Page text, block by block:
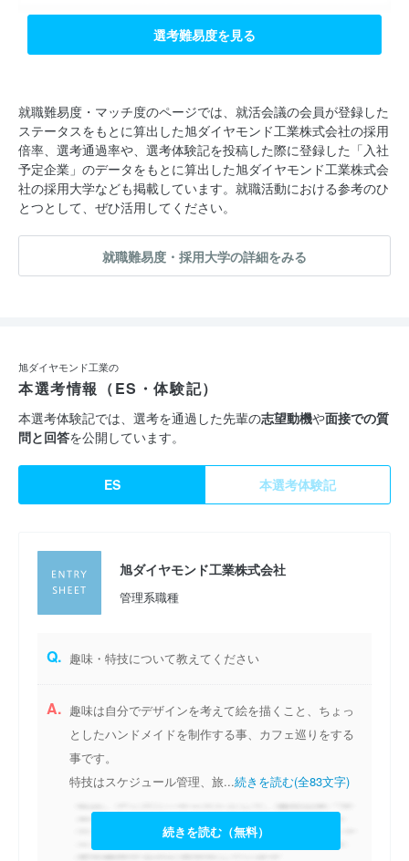
選考難易度を見る
就職難易度・マッチ度のページでは、就活会議の会員が登録した
ステータスをもとに算出した旭ダイヤモンド工業株式会社の採用
倍率、選考通過率や、選考体験記を投稿した際に登録した「入社
予定企業」のデータをもとに算出した旭ダイヤモンド工業株式会
社の採用大学なども掲載しています。就職活動における参考のひ
とつとして、ぜひ活用してください。
就職難易度・採用大学の詳細をみる
旭ダイヤモンド工業の
本選考情報（ES・体験記）
本選考体験記では、選考を通過した先輩の志望動機や面接での質
問と回答を公開しています。
ES 本選考体験記
旭ダイヤモンド工業株式会社
管理系職種
Q. 趣味・特技について教えてください
A. 趣味は自分でデザインを考えて絵を描くこと、ちょっ
としたハンドメイドを制作する事、カフェ巡りをする
事です。
特技はスケジュール管理、旅...続きを読む(全83文字)
続きを読む（無料）